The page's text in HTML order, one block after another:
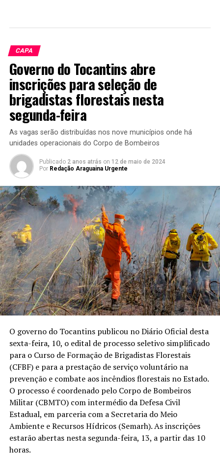
CAPA
Governo do Tocantins abre
inscrições para seleção de
brigadistas florestais nesta
segunda-feira
As vagas serão distribuídas nos nove municípios onde há
unidades operacionais do Corpo de Bombeiros
Publicado 2 anos atrás on 12 de maio de 2024
Por Redação Araguaina Urgente
O governo do Tocantins publicou no Diário Oficial desta
sexta-feira, 10, o edital de processo seletivo simplificado
para o Curso de Formação de Brigadistas Florestais
(CFBF) e para a prestação de serviço voluntário na
prevenção e combate aos incêndios florestais no Estado.
O processo é coordenado pelo Corpo de Bombeiros
Militar (CBMTO) com intermédio da Defesa Civil
Estadual, em parceria com a Secretaria do Meio
Ambiente e Recursos Hídricos (Semarh). As inscrições
estarão abertas nesta segunda-feira, 13, a partir das 10
horas.